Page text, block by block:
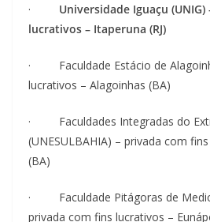
· Universidade Iguaçu
lucrativos – Itaperuna (RJ)
· Faculdade Estácio de
lucrativos – Alagoinhas (BA)
· Faculdades Integradas do
(UNESULBAHIA) – privada com
(BA)
· Faculdade Pitágoras de
privada com fins lucrativos –